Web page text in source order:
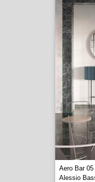
Aero Bar 05
Alessio